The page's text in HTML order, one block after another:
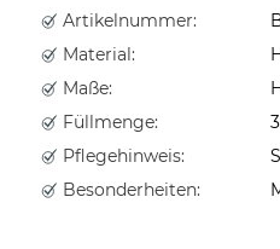
Artikelnummer:
Material:
Maße:
Füllmenge:
Pflegehinweis:
Besonderheiten: